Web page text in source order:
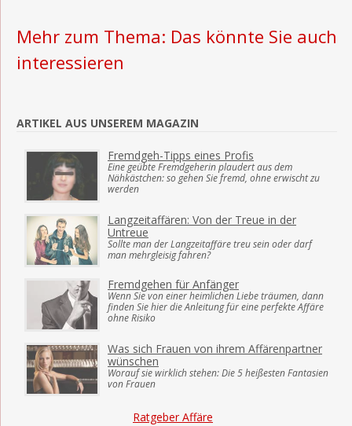
Mehr zum Thema: Das könnte Sie auch
interessieren
ARTIKEL AUS UNSEREM MAGAZIN
Fremdgeh-Tipps eines Profis
Eine geübte Fremdgeherin plaudert aus dem
Nähkästchen: so gehen Sie fremd, ohne erwischt zu
werden
Langzeitaffären: Von der Treue in der
Untreue
Sollte man der Langzeitaffäre treu sein oder darf
man mehrgleisig fahren?
Fremdgehen für Anfänger
Wenn Sie von einer heimlichen Liebe träumen, dann
finden Sie hier die Anleitung für eine perfekte Affäre
ohne Risiko
Was sich Frauen von ihrem Affärenpartner
wünschen
Worauf sie wirklich stehen: Die 5 heißesten Fantasien
von Frauen
Ratgeber Affäre